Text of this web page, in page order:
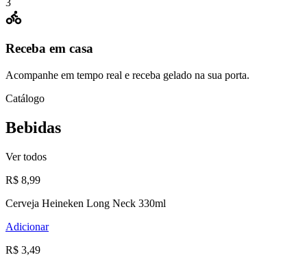
3
Receba em casa
Acompanhe em tempo real e receba gelado na sua porta.
Catálogo
Bebidas
Ver todos
R$ 8,99
Cerveja Heineken Long Neck 330ml
Adicionar
R$ 3,49